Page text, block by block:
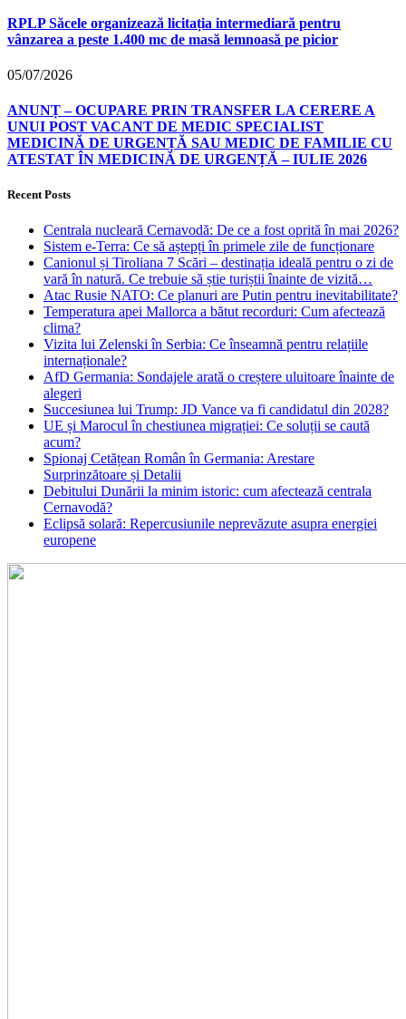
RPLP Săcele organizează licitația intermediară pentru
vânzarea a peste 1.400 mc de masă lemnoasă pe picior
05/07/2026
ANUNȚ – OCUPARE PRIN TRANSFER LA CERERE A
UNUI POST VACANT DE MEDIC SPECIALIST
MEDICINĂ DE URGENȚĂ SAU MEDIC DE FAMILIE CU
ATESTAT ÎN MEDICINĂ DE URGENȚĂ – IULIE 2026
Recent Posts
Centrala nucleară Cernavodă: De ce a fost oprită în mai 2026?
Sistem e-Terra: Ce să aștepți în primele zile de funcționare
Canionul și Tiroliana 7 Scări – destinația ideală pentru o zi de
vară în natură. Ce trebuie să știe turiștii înainte de vizită…
Atac Rusie NATO: Ce planuri are Putin pentru inevitabilitate?
Temperatura apei Mallorca a bătut recorduri: Cum afectează
clima?
Vizita lui Zelenski în Serbia: Ce înseamnă pentru relațiile
internaționale?
AfD Germania: Sondajele arată o creștere uluitoare înainte de
alegeri
Succesiunea lui Trump: JD Vance va fi candidatul din 2028?
UE și Marocul în chestiunea migrației: Ce soluții se caută
acum?
Spionaj Cetățean Român în Germania: Arestare
Surprinzătoare și Detalii
Debitului Dunării la minim istoric: cum afectează centrala
Cernavodă?
Eclipsă solară: Repercusiunile neprevăzute asupra energiei
europene